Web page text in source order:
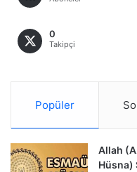
0
Takipçi
Popüler
Allah
Hüsna)